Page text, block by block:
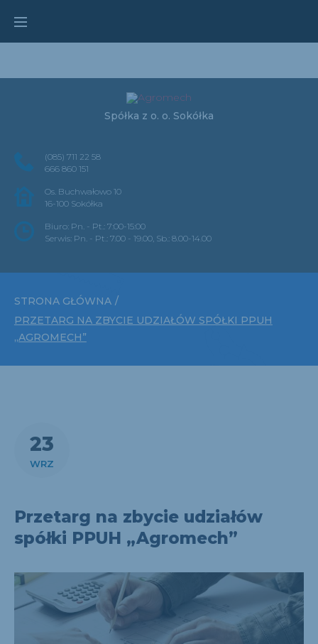
Spółka z o. o. Sokółka
(085) 711 22 58
666 860 151
Os. Buchwałowo 10
16-100 Sokółka
Biuro: Pn. - Pt.: 7:00-15:00
Serwis: Pn. - Pt.: 7.00 - 19.00, Sb.: 8.00-14.00
STRONA GŁÓWNA /
PRZETARG NA ZBYCIE UDZIAŁÓW SPÓŁKI PPUH
„AGROMECH”
23
WRZ
Przetarg na zbycie udziałów
spółki PPUH „Agromech”